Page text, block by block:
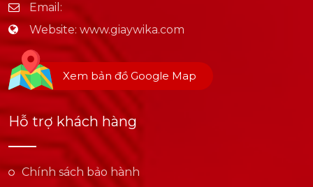
Email:
Website: www.giaywika.com
Xem bản đồ Google Map
Hỗ trợ khách hàng
Chính sách bảo hành